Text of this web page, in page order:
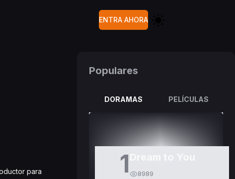
ENTRA AHORA
para
Populares
DORAMAS PELÍCULAS
1 8989